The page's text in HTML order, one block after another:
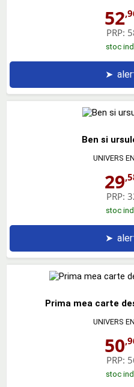
52
PRP:
stoc
➤
Ben si
UNIVERS
29
PRP:
stoc
➤
Prima mea carte
UNIVERS
50
PRP:
stoc